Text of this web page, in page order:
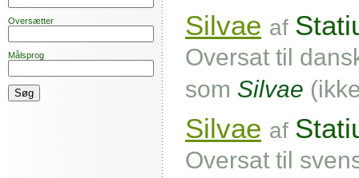
Oversætter
Målsprog
Silvae af
Oversat til
som Silvae
Silvae af
Oversat til